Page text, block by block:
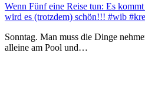
Wenn Fünf eine Reise tun: Es
wird es (trotzdem) schön!!! #wib
Sonntag. Man muss die Dinge
alleine am Pool und…